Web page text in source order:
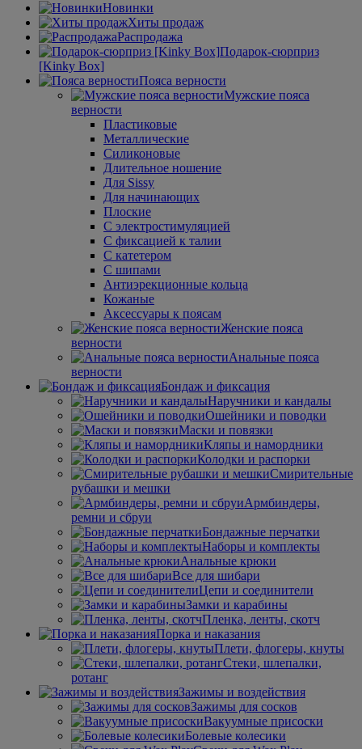
Новинки
Хиты продаж
Распродажа
Подарок-сюрприз
[Kinky Box]
Пояса верности
Мужские пояса
верности
Пластиковые
Металлические
Силиконовые
Длительное ношение
Для Sissy
Для начинающих
Плоские
С электростимуляцией
С фиксацией к талии
С катетером
С шипами
Антиэрекционные кольца
Кожаные
Аксессуары к поясам
Женские пояса
верности
Анальные пояса
верности
Бондаж и фиксация
Наручники и кандалы
Ошейники и поводки
Маски и повязки
Кляпы и намордники
Колодки и распорки
Смирительные
рубашки и мешки
Армбиндеры,
ремни и сбруи
Бондажные перчатки
Наборы и комплекты
Анальные крюки
Все для шибари
Цепи и соединители
Замки и карабины
Пленка, ленты, скотч
Порка и наказания
Плети, флогеры, кнуты
Стеки, шлепалки,
ротанг
Зажимы и воздействия
Зажимы для сосков
Вакуумные присоски
Болевые колесики